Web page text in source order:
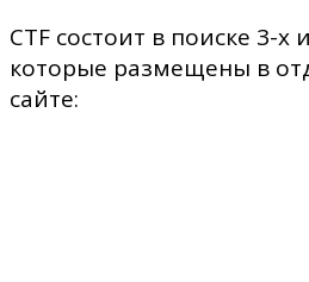
CTF состоит в поиске 3-х
которые размещены в
сайте: